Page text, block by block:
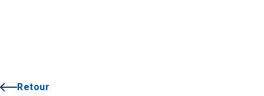
Retour